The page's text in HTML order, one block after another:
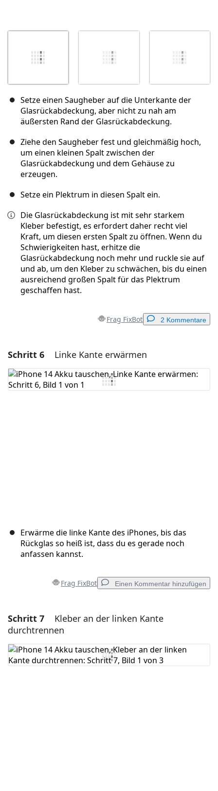
Setze einen Saugheber auf die Unterkante der
Glasrückabdeckung, aber nicht zu nah am
äußersten Rand der Glasrückabdeckung.
Ziehe den Saugheber fest und gleichmäßig hoch,
um einen kleinen Spalt zwischen der
Glasrückabdeckung und dem Gehäuse zu
erzeugen.
Setze ein Plektrum in diesen Spalt ein.
Die Glasrückabdeckung ist mit sehr starkem
Kleber befestigt, es erfordert daher recht viel
Kraft, um diesen ersten Spalt zu öffnen. Wenn du
Schwierigkeiten hast, erhitze die
Glasrückabdeckung noch mehr und ruckle sie auf
und ab, um den Kleber zu schwächen, bis du einen
ausreichend großen Spalt für das Plektrum
geschaffen hast.
Frag FixBot 2 Kommentare
Einen Kommentar hinzufügen
Kommentar hinzufügen
Schritt 6 Linke Kante erwärmen
Erwärme die linke Kante des iPhones, bis das
Rückglas so heiß ist, dass du es gerade noch
anfassen kannst.
Frag FixBot Einen Kommentar hinzufügen
Einen Kommentar hinzufügen
Kommentar hinzufügen
Schritt 7
Kleber an der linken Kante
durchtrennen